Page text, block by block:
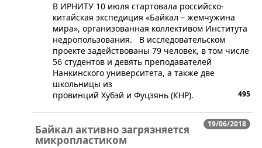
​В ИРНИТУ 10 июля стартовала российско-
китайская экспедиция «Байкал – жемчужина
мира», организованная коллективом Института
недропользования. В исследовательском
проекте задействованы 79 человек, в том числе
56 студентов и девять преподавателей
Нанкинского университета, а также две
школьницы из
провинций Хубэй и Фуцзянь (КНР).
495
19/06/2018
Байкал активно загрязняется
микропластиком